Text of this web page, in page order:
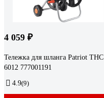
4 059 ₽
Тележка для шланга Patriot THC
6012 777001191
4.9(9)